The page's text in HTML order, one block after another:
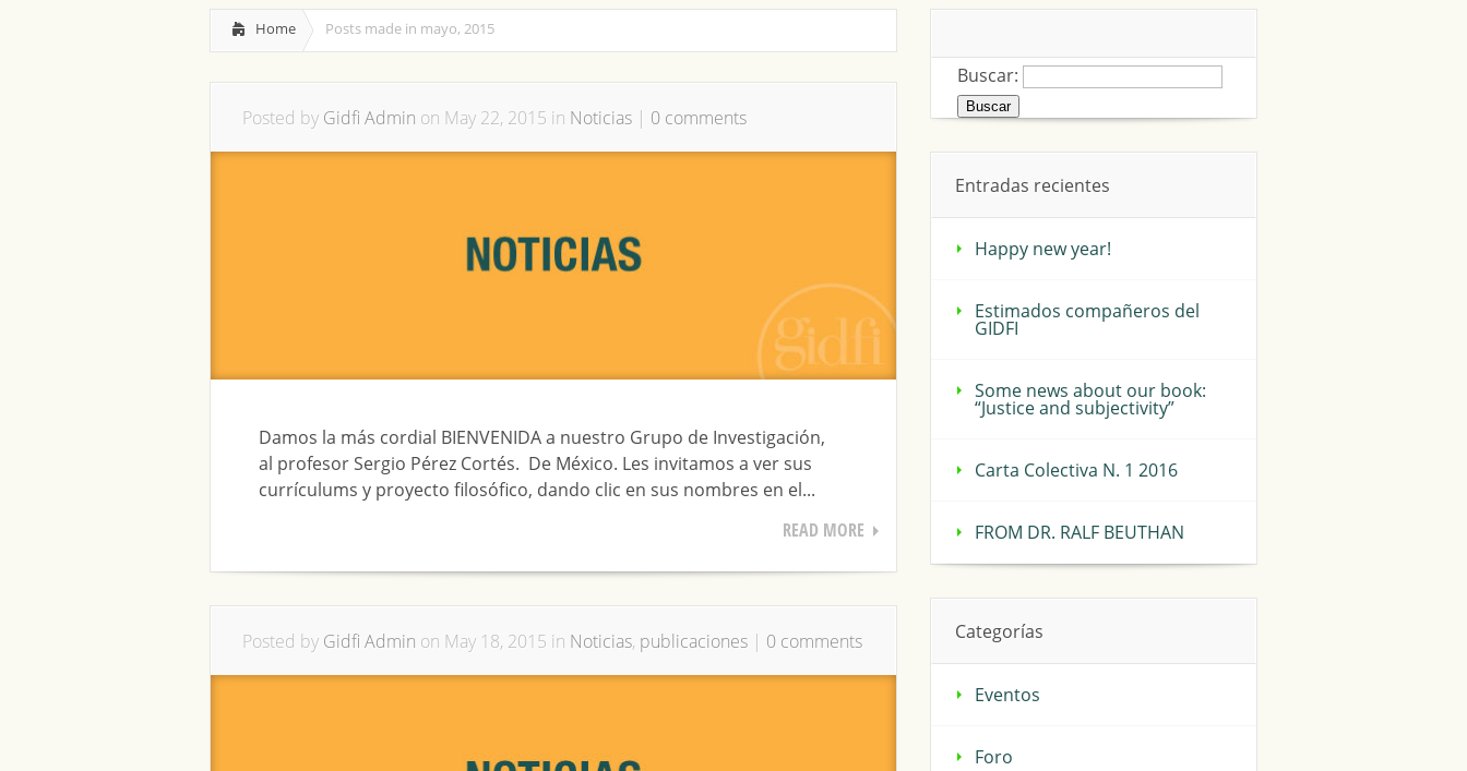
Home Posts made in mayo, 2015
Posted by Gidfi Admin on May 22, 2015 in Noticias | 0 comments
Damos la más cordial BIENVENIDA a nuestro Grupo de Investigación,
al profesor Sergio Pérez Cortés. De México. Les invitamos a ver sus
currículums y proyecto filosófico, dando clic en sus nombres en el...
READ MORE
Posted by Gidfi Admin on May 18, 2015 in Noticias, publicaciones | 0 comments
Buscar:
Entradas recientes
Happy new year!
Estimados compañeros del
GIDFI
Some news about our book:
“Justice and subjectivity”
Carta Colectiva N. 1 2016
FROM DR. RALF BEUTHAN
Categorías
Eventos
Foro